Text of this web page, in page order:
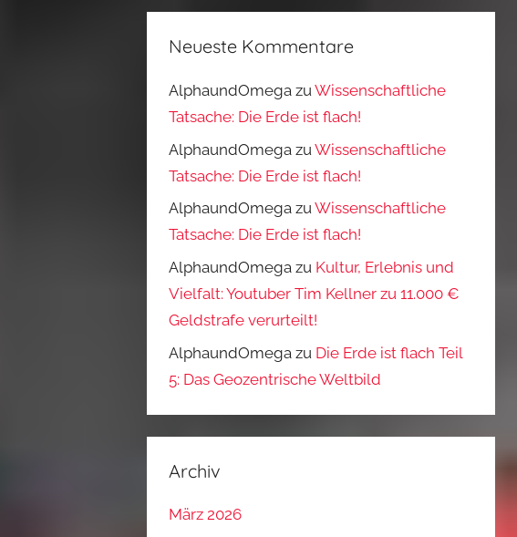
Neueste Kommentare
AlphaundOmega zuWissenschaftliche
Tatsache: Die Erde ist flach!
AlphaundOmega zuWissenschaftliche
Tatsache: Die Erde ist flach!
AlphaundOmega zuWissenschaftliche
Tatsache: Die Erde ist flach!
AlphaundOmega zu Kultur, Erlebnis und
Vielfalt: Youtuber Tim Kellner zu 11.000 €
Geldstrafe verurteilt!
AlphaundOmega zu Die Erde ist flach Teil
5: Das Geozentrische Weltbild
Archiv
März 2026